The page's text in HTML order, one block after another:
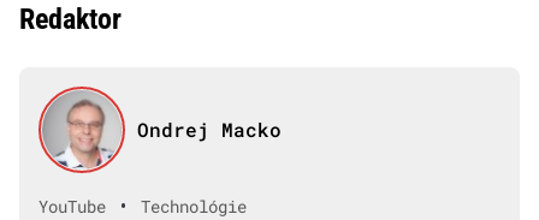
Redaktor
Ondrej Macko
YouTube •
Technológie